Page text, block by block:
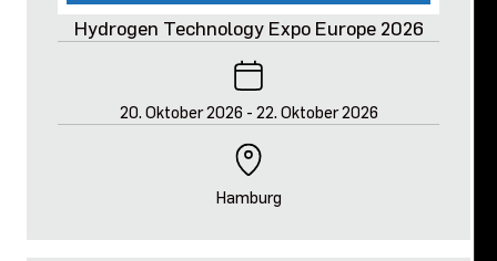
Hydrogen Technology Expo Europe 2026
20. Oktober 2026 - 22. Oktober 2026
Hamburg